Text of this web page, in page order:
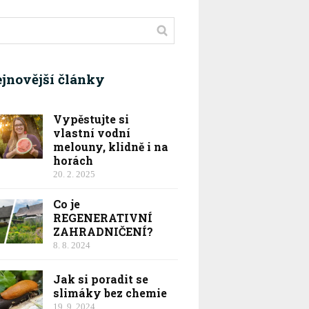
články
Vypěstujte si
vlastní vodní
melouny, klidně i na
horách
20. 2. 2025
Co je
REGENERATIVNÍ
ZAHRADNIČENÍ?
8. 8. 2024
Jak si poradit se
slimáky bez chemie
19. 9. 2024